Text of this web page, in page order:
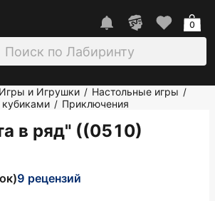
0
Игры и Игрушки / Настольные игры /
/ Приключения
в ряд" ((0510)
9 рецензий